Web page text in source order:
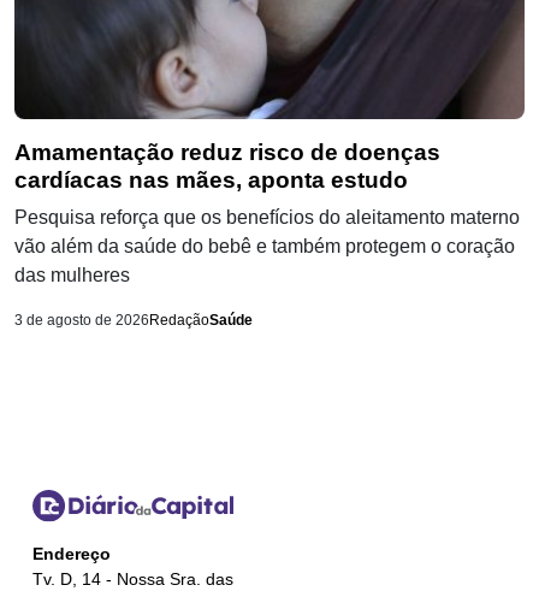
Amamentação reduz risco de doenças
cardíacas nas mães, aponta estudo
Pesquisa reforça que os benefícios do aleitamento materno
vão além da saúde do bebê e também protegem o coração
das mulheres
3 de agosto de 2026 RedaçãoSaúde
Endereço
Tv. D, 14 - Nossa Sra. das